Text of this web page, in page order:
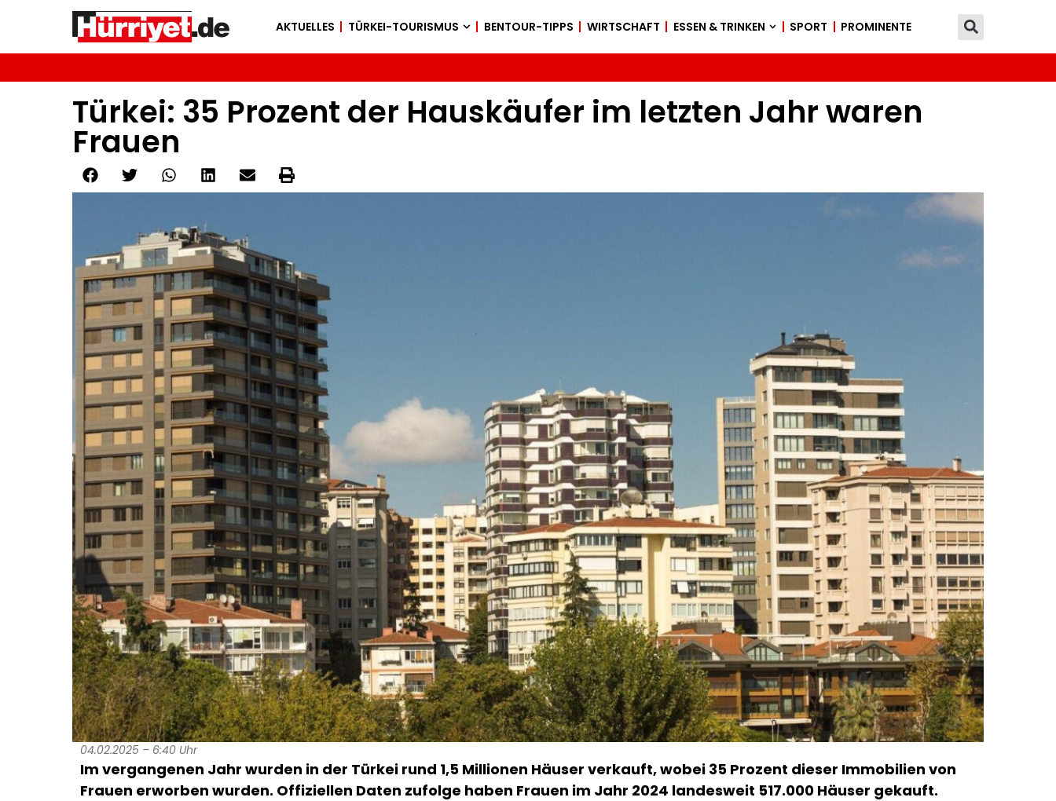
AKTUELLES TÜRKEI-TOURISMUS BENTOUR-TIPPS WIRTSCHAFT ESSEN & TRINKEN SPORT PROMINENTE
Türkei: 35 Prozent der Hauskäufer im letzten Jahr waren
Frauen
04.02.2025 – 6:40 Uhr
Im vergangenen Jahr wurden in der Türkei rund 1,5 Millionen Häuser verkauft, wobei 35 Prozent dieser Immobilien von
Frauen erworben wurden. Offiziellen Daten zufolge haben Frauen im Jahr 2024 landesweit 517.000 Häuser gekauft.